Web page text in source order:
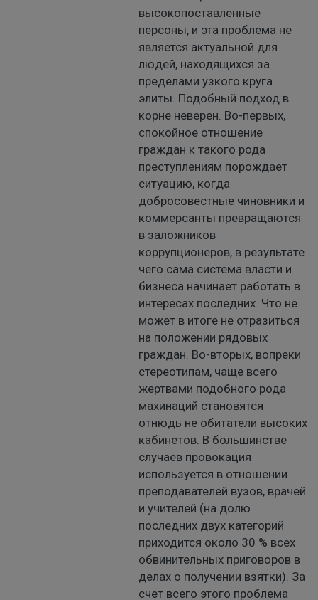
высокопоставленные
персоны, и эта проблема не
является актуальной для
людей, находящихся за
пределами узкого круга
элиты. Подобный подход в
корне неверен. Во-первых,
спокойное отношение
граждан к такого рода
преступлениям порождает
ситуацию, когда
добросовестные чиновники и
коммерсанты превращаются
в заложников
коррупционеров, в результате
чего сама система власти и
бизнеса начинает работать в
интересах последних. Что не
может в итоге не отразиться
на положении рядовых
граждан. Во-вторых, вопреки
стереотипам, чаще всего
жертвами подобного рода
махинаций становятся
отнюдь не обитатели высоких
кабинетов. В большинстве
случаев провокация
используется в отношении
преподавателей вузов, врачей
и учителей (на долю
последних двух категорий
приходится около 30 % всех
обвинительных приговоров в
делах о получении взятки). За
счет всего этого проблема